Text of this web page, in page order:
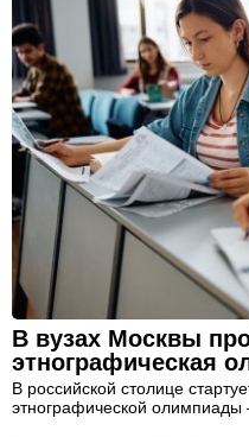
В вузах Москвы
этнографическая
В российской столице
этнографической олимпиады